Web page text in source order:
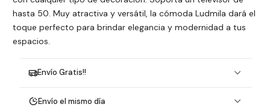
hasta 50. Muy atractiva y versátil, la cómoda Ludmila dará el
toque perfecto para brindar elegancia y modernidad a tus
espacios.
Envío Gratis!!
Envío el mismo día